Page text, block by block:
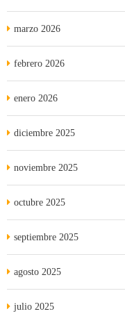
marzo 2026
febrero 2026
enero 2026
diciembre 2025
noviembre 2025
octubre 2025
septiembre 2025
agosto 2025
julio 2025